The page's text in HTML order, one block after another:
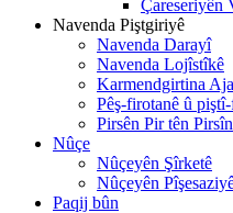
Çareseriyên
Navenda Piştgiriyê
Navenda Darayî
Navenda Lojîstîkê
Karmendgirtina
Pêş-firotanê û
Pirsên Pir tên Pirsîn
Nûçe
Nûçeyên Şîrketê
Nûçeyên
Paqij bûn